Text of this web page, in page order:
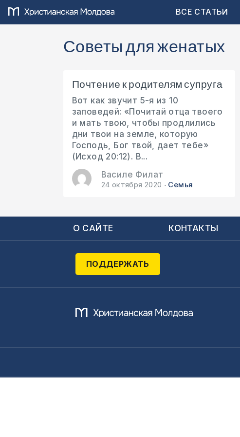
ВСЕ СТАТЬИ
Советы для женатых
Почтение к родителям супруга
Вот как звучит 5-я из 10
заповедей: «Почитай отца твоего
и мать твою, чтобы продлились
дни твои на земле, которую
Господь, Бог твой, дает тебе»
(Исход 20:12). В...
Василе Филат
24 октября 2020 Семья
О САЙТЕ КОНТАКТЫ
ПОДДЕРЖАТЬ